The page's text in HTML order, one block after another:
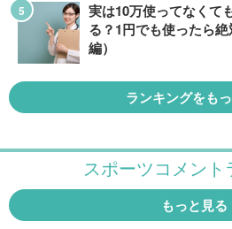
実は10万使ってなくて
る？1円でも使ったら
編）
ランキングをも